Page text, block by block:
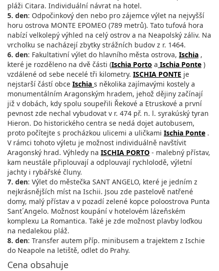
pláži Citara. Individuální návrat na hotel.
5. den: Odpočinkový den nebo pro zájemce výlet na nejvyšší
horu ostrova MONTE EPOMEO (789 metrů). Tato tufová hora
nabízí velkolepý výhled na celý ostrov a na Neapolský záliv. Na
vrcholku se nacházejí zbytky strážních budov z r. 1464.
6. den: Fakultativní výlet do hlavního města ostrova, Ischia ,
které je rozděleno na dvě části (Ischia Porto a Ischia Ponte )
vzdálené od sebe necelé tři kilometry. ISCHIA PONTE je
nejstarší částí obce Ischia s několika zajímavými kostely a
monumentálním Aragonským hradem, jehož dějiny začínají
již v dobách, kdy spolu soupeřili Řekové a Etruskové a první
pevnost zde nechal vybudovat v r. 474 př. n. l. syrakúský tyran
Hieron. Do historického centra se nedá dojet autobusem,
proto počítejte s procházkou ulicemi a uličkami Ischia Ponte .
V rámci tohoto výletu je možnost individuálně navštívit
Aragonský hrad. Výhledy na ISCHIA PORTO - malebný přístav,
kam neustále připlouvají a odplouvají rychlolodě, výletní
jachty i rybářské čluny.
7. den: Výlet do městečka SANT ANGELO, které je jedním z
nejkrásnějších míst na Ischii. Jsou zde pastelově natřené
domy, malý přístav a v pozadí zelené kopce poloostrova Punta
Sant´Angelo. Možnost koupání v hotelovém lázeňském
komplexu La Romantica. Také je zde možnost plavby loďkou
na nedalekou pláž.
8. den: Transfer autem příp. minibusem a trajektem z Ischie
do Neapole na letiště, odlet do Prahy.
Cena obsahuje